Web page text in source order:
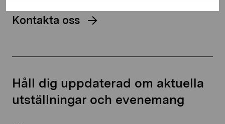
Kontakta oss
Håll dig uppdaterad om aktuella
utställningar och evenemang